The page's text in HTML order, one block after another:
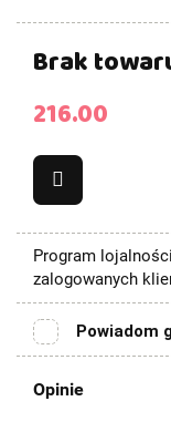
Brak
216.00
Program
zalogowanych
Powiadom
Opinie